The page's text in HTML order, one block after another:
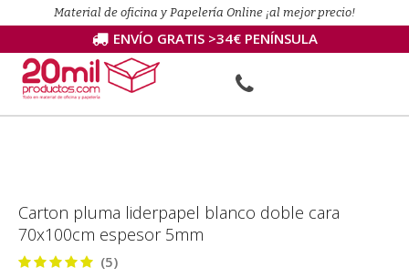
Material de oficina y Papelería Online ¡al mejor precio!
ENVÍO GRATIS >34€ PENÍNSULA
Carton pluma liderpapel blanco doble cara
70x100cm espesor 5mm
(5)